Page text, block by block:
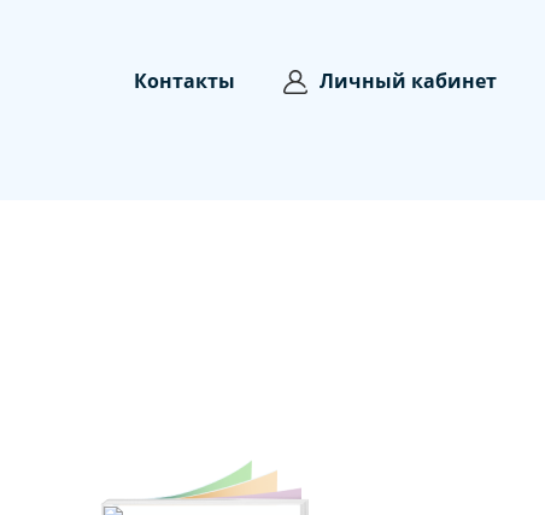
Контакты Личный кабинет